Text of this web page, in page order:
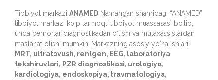
Tibbiyot markazi ANAMED Namangan shahridagi “ANAMED”
tibbiyot markazi ko‘p tarmoqli tibbiyot muassasasi bo‘lib,
unda bemorlar diagnostikadan o‘tishi va mutaxassislardan
maslahat olishi mumkin. Markazning asosiy yo‘nalishlari:
MRT, ultratovush, rentgen, EEG, laboratoriya
tekshiruvlari, PZR diagnostikasi, urologiya,
kardiologiya, endoskopiya, travmatologiya,